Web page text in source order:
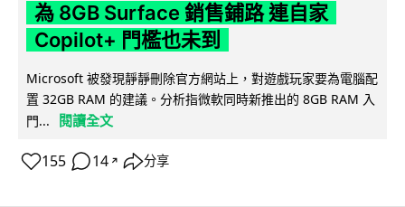
為 8GB Surface 銷售鋪路 連自家
Copilot+ 門檻也未到
Microsoft 被發現靜靜刪除官方網站上，對遊戲玩家要為電腦配
置 32GB RAM 的建議。分析指微軟同時新推出的 8GB RAM 入
門...
閱讀全文
155 14 ↗ 分享